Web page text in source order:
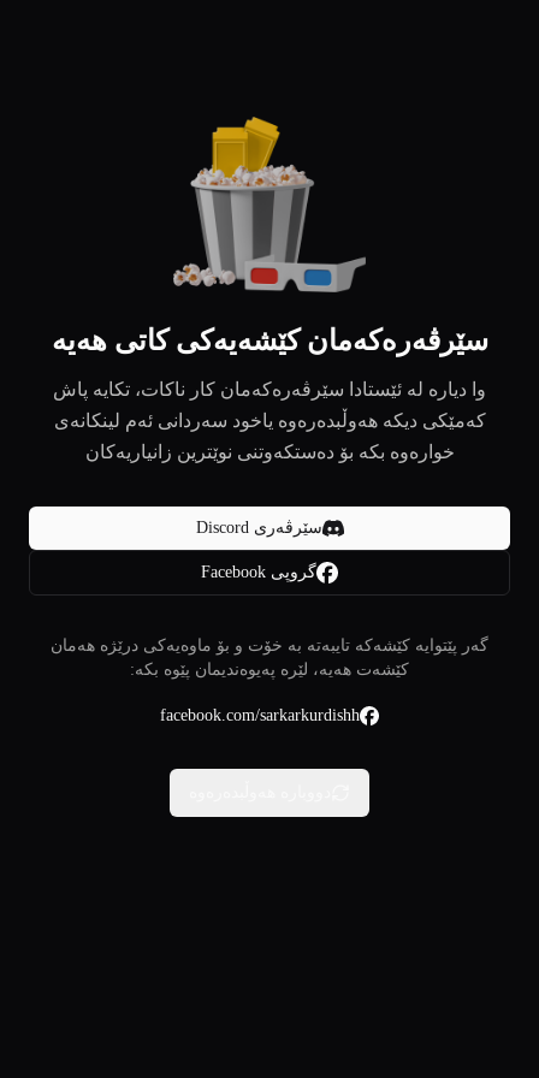
سێرڤەرەکەمان کێشەیەکی کاتی هەیە
وا دیارە لە ئێستادا سێرڤەرەکەمان کار ناکات، تکایە پاش
کەمێکی دیکە هەوڵبدەرەوە یاخود سەردانی ئەم لینکانەی
خوارەوە بکە بۆ دەستکەوتنی نوێترین زانیاریەکان
سێرڤەری Discord
گروپی Facebook
گەر پێتوایە کێشەکە تایبەتە بە خۆت و بۆ ماوەیەکی درێژە هەمان
کێشەت هەیە، لێرە پەیوەندیمان پێوە بکە:
facebook.com/sarkarkurdishh